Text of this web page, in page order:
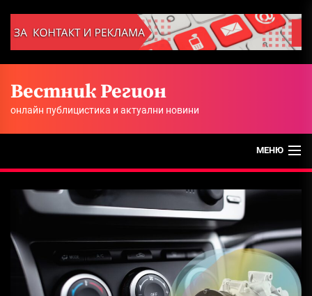
the
Вестник Регион
онлайн публицистика и актуални новини